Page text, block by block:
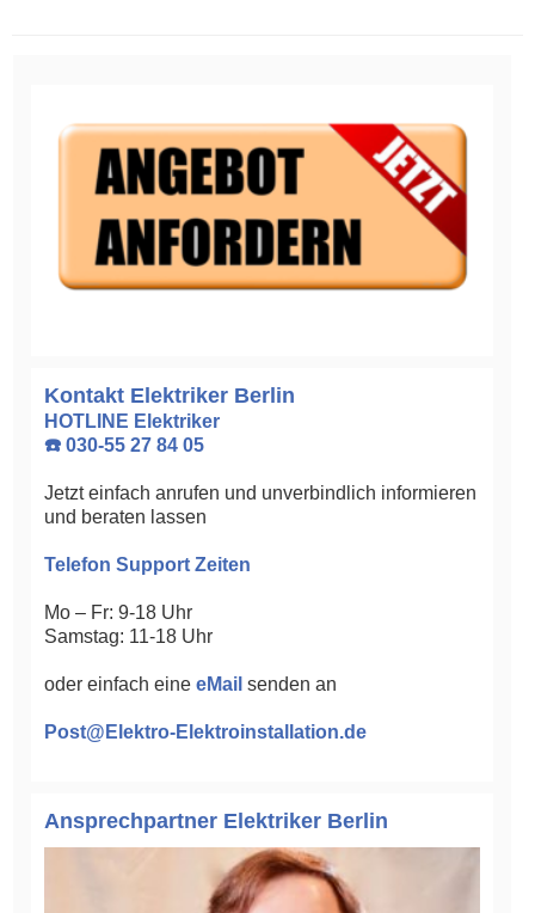
Kontakt Elektriker Berlin
HOTLINE Elektriker
☎️ 030-55 27 84 05
Jetzt einfach anrufen und unverbindlich informieren
und beraten lassen
Telefon Support Zeiten
Mo – Fr: 9-18 Uhr
Samstag: 11-18 Uhr
oder einfach eine eMail senden an
Post@Elektro-Elektroinstallation.de
Ansprechpartner Elektriker Berlin